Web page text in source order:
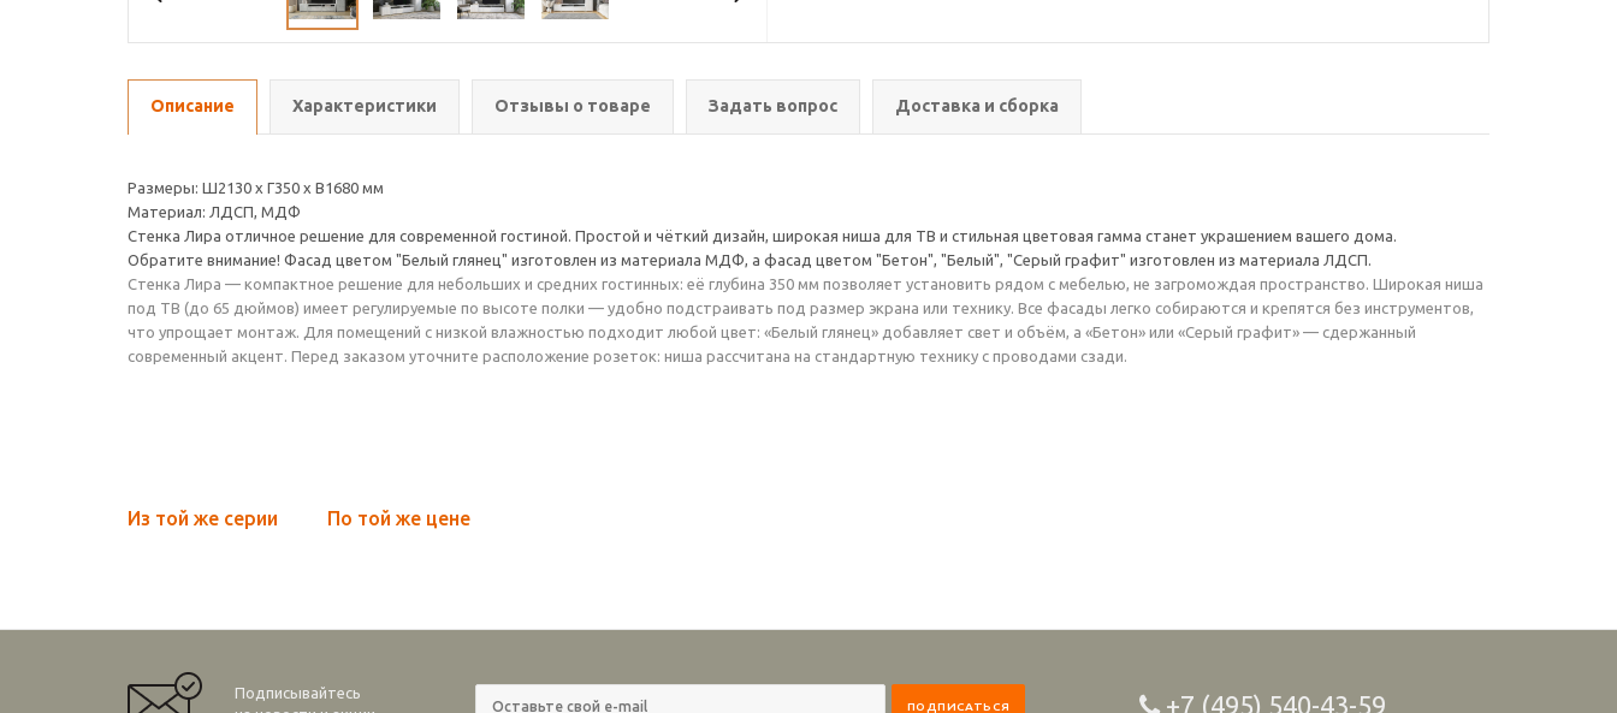
Описание Характеристики Отзывы о товаре Задать вопрос Доставка и сборка
Размеры: Ш2130 х Г350 х В1680 мм
Материал: ЛДСП, МДФ
Стенка Лира отличное решение для современной гостиной. Простой и чёткий дизайн, широкая ниша для ТВ и стильная цветовая гамма станет украшением вашего дома.
Обратите внимание! Фасад цветом "Белый глянец" изготовлен из материала МДФ, а фасад цветом "Бетон", "Белый", "Серый графит" изготовлен из материала ЛДСП.
Стенка Лира — компактное решение для небольших и средних гостинных: её глубина 350 мм позволяет установить рядом с мебелью, не загромождая пространство. Широкая ниша
под ТВ (до 65 дюймов) имеет регулируемые по высоте полки — удобно подстраивать под размер экрана или технику. Все фасады легко собираются и крепятся без инструментов,
что упрощает монтаж. Для помещений с низкой влажностью подходит любой цвет: «Белый глянец» добавляет свет и объём, а «Бетон» или «Серый графит» — сдержанный
современный акцент. Перед заказом уточните расположение розеток: ниша рассчитана на стандартную технику с проводами сзади.
Из той же серии По той же цене
Подписывайтесь
+7 (495) 540-43-59